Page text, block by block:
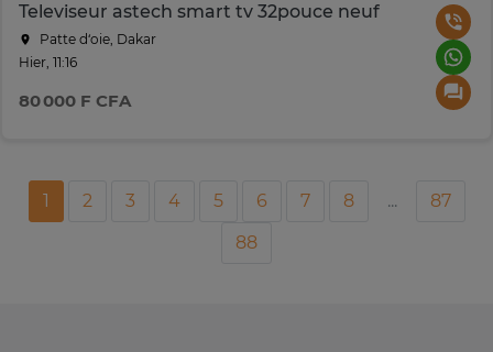
Televiseur astech smart tv 32pouce neuf
Patte d‘oie, Dakar
Hier, 11:16
80 000 F CFA
1 2 3 4 5 6 7 8 ...
87
88